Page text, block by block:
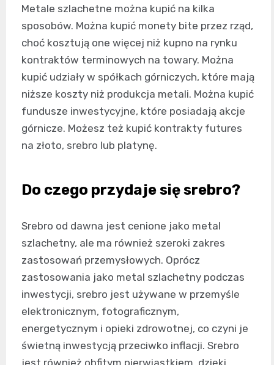
Metale szlachetne można kupić na kilka
sposobów. Można kupić monety bite przez rząd,
choć kosztują one więcej niż kupno na rynku
kontraktów terminowych na towary. Można
kupić udziały w spółkach górniczych, które mają
niższe koszty niż produkcja metali. Można kupić
fundusze inwestycyjne, które posiadają akcje
górnicze. Możesz też kupić kontrakty futures
na złoto, srebro lub platynę.
Do czego przydaje się srebro?
Srebro od dawna jest cenione jako metal
szlachetny, ale ma również szeroki zakres
zastosowań przemysłowych. Oprócz
zastosowania jako metal szlachetny podczas
inwestycji, srebro jest używane w przemyśle
elektronicznym, fotograficznym,
energetycznym i opieki zdrowotnej, co czyni je
świetną inwestycją przeciwko inflacji. Srebro